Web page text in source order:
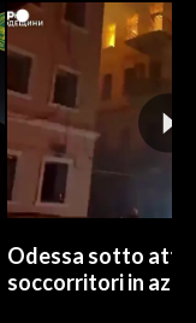
Odessa sotto
soccorritori in